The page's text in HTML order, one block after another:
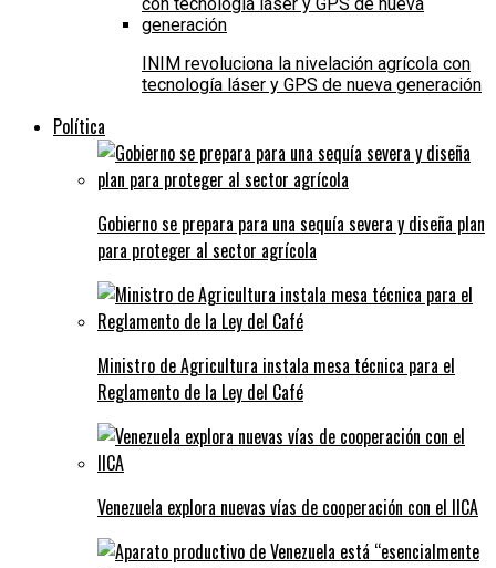
INIM revoluciona la nivelación agrícola con
tecnología láser y GPS de nueva generación
Política
Gobierno se prepara para una sequía severa y diseña plan
para proteger al sector agrícola
Ministro de Agricultura instala mesa técnica para el
Reglamento de la Ley del Café
Venezuela explora nuevas vías de cooperación con el IICA